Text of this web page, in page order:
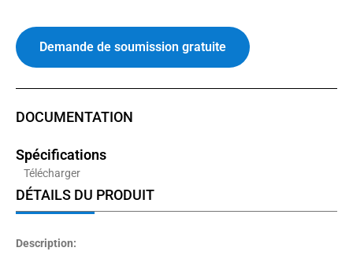
Demande de soumission gratuite
DOCUMENTATION
Spécifications
Télécharger
DÉTAILS DU PRODUIT
Description: